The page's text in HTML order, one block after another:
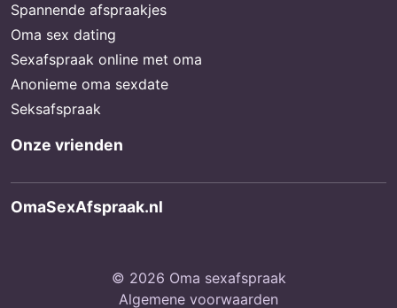
Spannende afspraakjes
Oma sex dating
Sexafspraak online met oma
Anonieme oma sexdate
Seksafspraak
Onze vrienden
OmaSexAfspraak.nl
© 2026 Oma sexafspraak
Algemene voorwaarden